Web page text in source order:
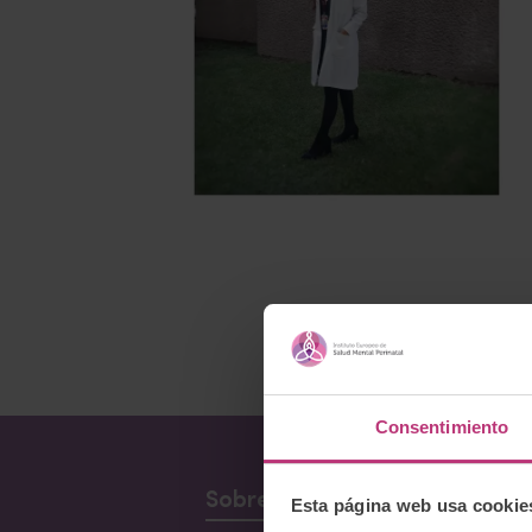
Consentimiento
Esta página web usa
Sobre Nosotros